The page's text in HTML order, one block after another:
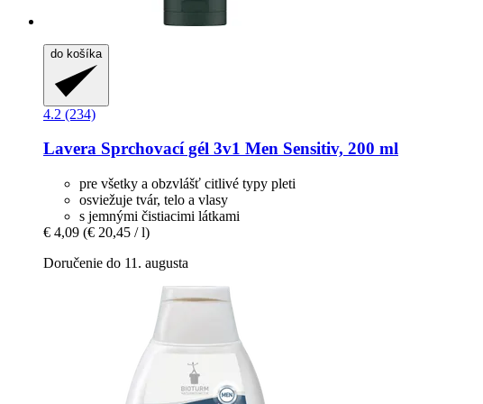
do košíka
4.2 (234)
Lavera Sprchovací gél 3v1 Men Sensitiv, 200 ml
pre všetky a obzvlášť citlivé typy pleti
osviežuje tvár, telo a vlasy
s jemnými čistiacimi látkami
€ 4,09 (€ 20,45 / l)
Doručenie do 11. augusta